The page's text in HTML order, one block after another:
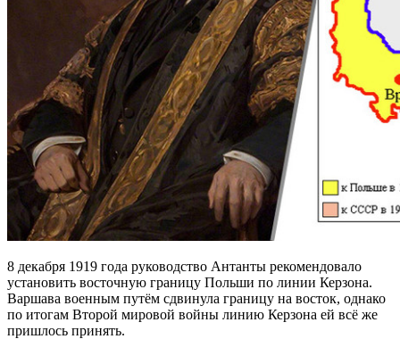
8 декабря 1919 года руководство Антанты рекомендовало
установить восточную границу Польши по линии Керзона.
Варшава военным путём сдвинула границу на восток, однако
по итогам Второй мировой войны линию Керзона ей всё же
пришлось принять.